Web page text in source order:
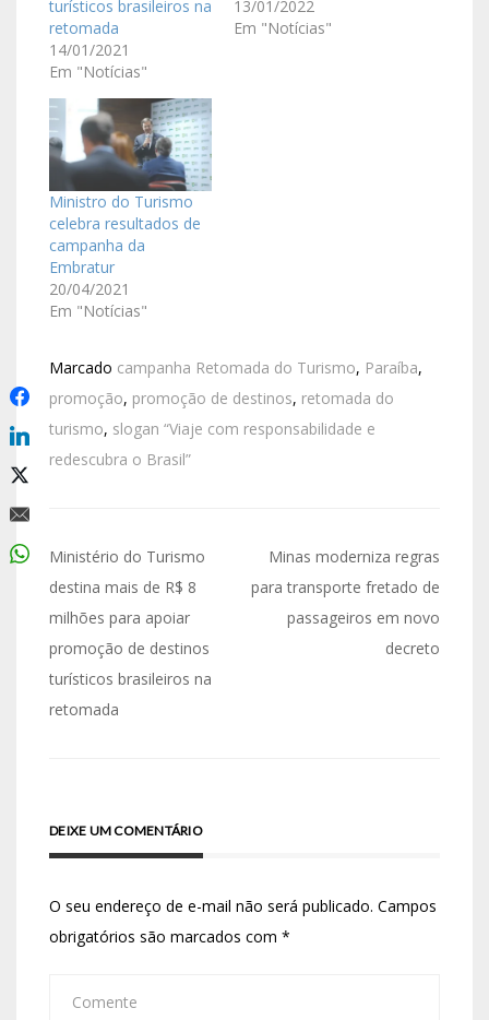
turísticos brasileiros na
retomada
14/01/2021
Em "Notícias"
13/01/2022
Em "Notícias"
Ministro do Turismo
celebra resultados de
campanha da
Embratur
20/04/2021
Em "Notícias"
Marcado campanha Retomada do Turismo, Paraíba,
promoção, promoção de destinos, retomada do
turismo, slogan “Viaje com responsabilidade e
redescubra o Brasil”
Ministério do Turismo
destina mais de R$ 8
milhões para apoiar
promoção de destinos
turísticos brasileiros na
retomada
Minas moderniza regras
para transporte fretado de
passageiros em novo
decreto
DEIXE UM COMENTÁRIO
O seu endereço de e-mail não será publicado. Campos
obrigatórios são marcados com *